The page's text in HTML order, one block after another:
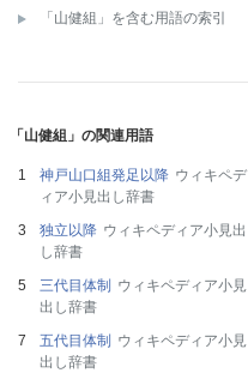
「山健組」を含む用語の索引
「山健組」の関連用語
神戸山口組発足以降 ウィキペデ
ィア小見出し辞書
独立以降 ウィキペディア小見出
し辞書
三代目体制
ウィキペディア小見
出し辞書
五代目体制
ウィキペディア小見
出し辞書